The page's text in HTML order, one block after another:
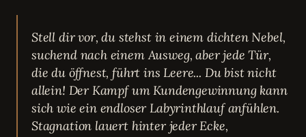
Stell dir vor, du stehst in einem dichten Nebel,
suchend nach einem Ausweg, aber jede Tür,
die du öffnest, führt ins Leere... Du bist nicht
allein! Der Kampf um Kundengewinnung kann
sich wie ein endloser Labyrinthlauf anfühlen.
Stagnation lauert hinter jeder Ecke,